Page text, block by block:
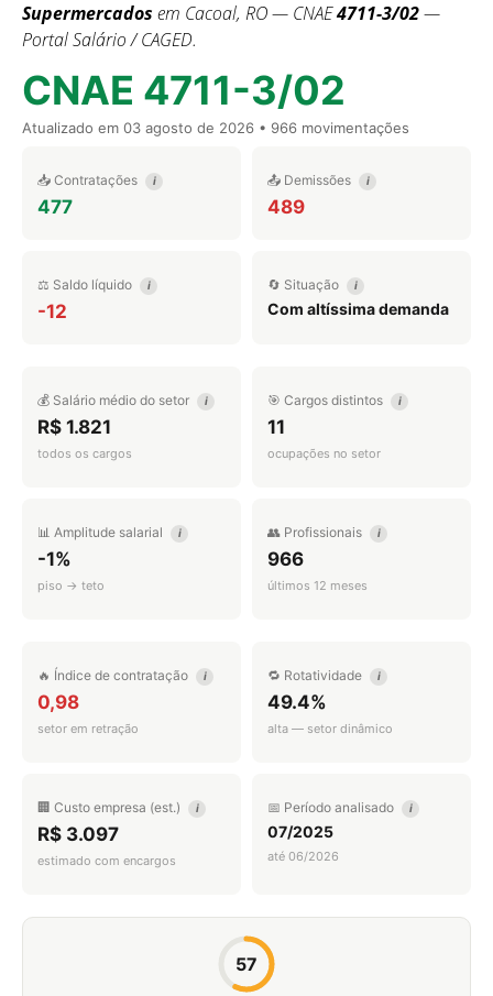
Supermercados em Cacoal, RO — CNAE4711-3/02—
Portal Salário / CAGED.
CNAE 4711-3/02
Atualizado em 03 agosto de 2026 • 966 movimentações
📥 Contratações i
477
📤 Demissões i
489
⚖️ Saldo líquido i
-12
🔄 Situação i
Com altíssima demanda
💰 Salário médio do setor i
R$ 1.821
todos os cargos
🎯 Cargos distintos i
11
ocupações no setor
📊 Amplitude salarial i
-1%
piso → teto
👥 Profissionais i
966
últimos 12 meses
🔥 Índice de contratação i
0,98
setor em retração
🔁 Rotatividade i
49.4%
alta — setor dinâmico
🏢 Custo empresa (est.) i
R$ 3.097
estimado com encargos
📅 Período analisado i
07/2025
até 06/2026
57